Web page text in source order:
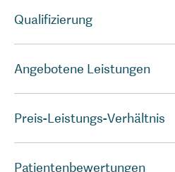
Qualifizierung
Angebotene Leistungen
Preis-Leistungs-Verhältnis
Patientenbewertungen